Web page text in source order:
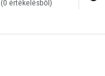
(0 értékelésből)